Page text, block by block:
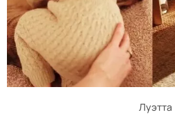
Луэтта